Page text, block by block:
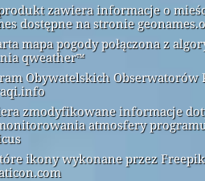
zawiera informacje o
dostępne na stronie
mapa pogody połączona z
qweather™
Obywatelskich Obserwatorów
zmodyfikowane informacje
atmosfery
ikony wykonane przez